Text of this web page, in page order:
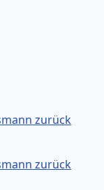
zurück
zurück